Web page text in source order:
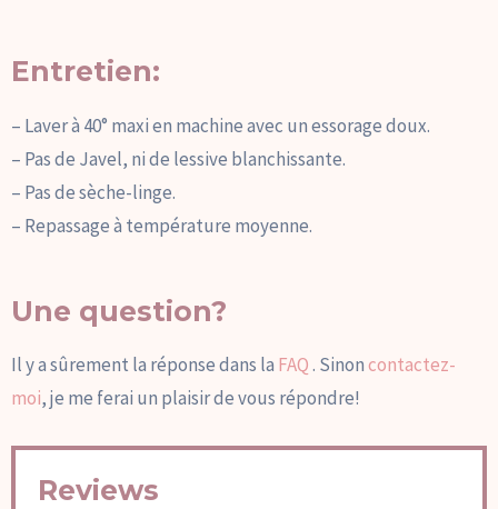
Entretien:
– Laver à 40° maxi en machine avec un essorage doux.
– Pas de Javel, ni de lessive blanchissante.
– Pas de sèche-linge.
– Repassage à température moyenne.
Une question?
Il y a sûrement la réponse dans la FAQ. Sinoncontactez-
moi, je me ferai un plaisir de vous répondre!
Reviews